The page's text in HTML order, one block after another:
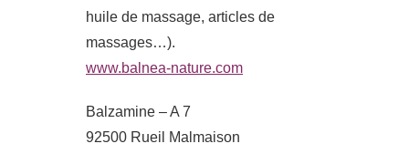
huile de massage, articles de
massages…).
www.balnea-nature.com
Balzamine – A 7
92500 Rueil Malmaison